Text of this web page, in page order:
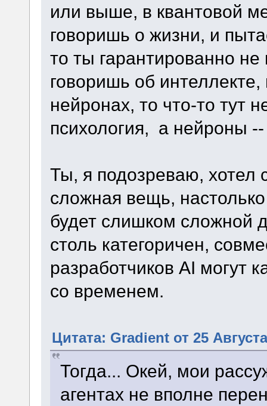
или выше, в квантовой
говоришь о жизни, и
то ты гарантированно
говоришь об
нейронах, то что-то тут
психология, а нейроны
Ты, я подозреваю, хотел
сложная вещь,
будет слишком сложной
столь категоричен,
разработчиков AI могут
со временем.
Цитата: Gradient от 25
Тогда... Окей, мои
агентах не вполне